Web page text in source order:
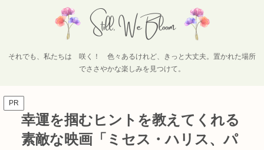
それでも、私たちは 咲く！ 色々あるけれど、きっと大丈夫。置かれた場所
でささやかな楽しみを見つけて。
PR
幸運を掴むヒントを教えてくれる
素敵な映画「ミセス・ハリス、パ